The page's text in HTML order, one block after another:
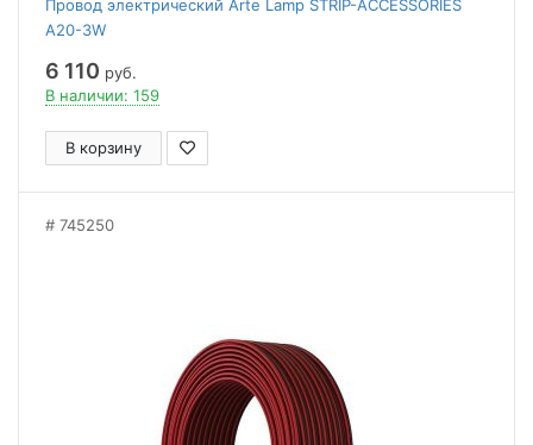
Провод электрический Arte Lamp STRIP-ACCESSORIES
A20-3W
6 110 руб.
В наличии: 159
В корзину
745250